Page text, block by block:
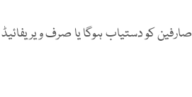
کو دستیاب ہوگا یا صرف ویریفائیڈ